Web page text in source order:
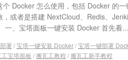
Docker 怎么使用，包括 Docker 的
或者是搭建 NextCloud、Redis、
一、宝塔面板一键安装 Docker 首先看...
署 /宝塔一键安装 Docker/宝塔一键部署
宝塔面板 /搬瓦工教程 /搬瓦工新手教程